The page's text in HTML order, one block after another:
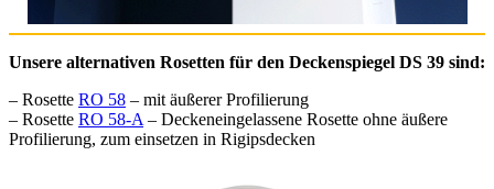
Unsere alternativen Rosetten für den Deckenspiegel DS 39 sind:
– Rosette RO 58 – mit äußerer Profilierung
– Rosette RO 58-A – Deckeneingelassene Rosette ohne äußere
Profilierung, zum einsetzen in Rigipsdecken